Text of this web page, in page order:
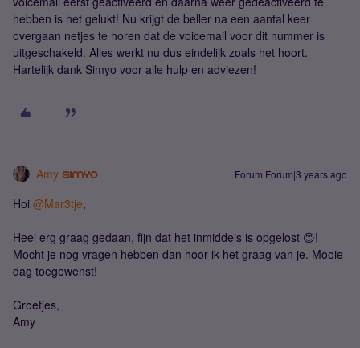
hebben is het gelukt! Nu krijgt de beller na een aantal keer
overgaan netjes te horen dat de voicemail voor dit nummer is
uitgeschakeld. Alles werkt nu dus eindelijk zoals het hoort.
Hartelijk dank Simyo voor alle hulp en adviezen!
Amy Forum|Forum|3 years ago
Hoi @Mar3tje,
Heel erg graag gedaan, fijn dat het inmiddels is opgelost 😊!
Mocht je nog vragen hebben dan hoor ik het graag van je. Mooie
dag toegewenst!
Groetjes,
Amy